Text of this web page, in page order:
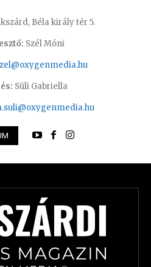
Béla király tér 5.
Szél Móni
Süli Gabriella